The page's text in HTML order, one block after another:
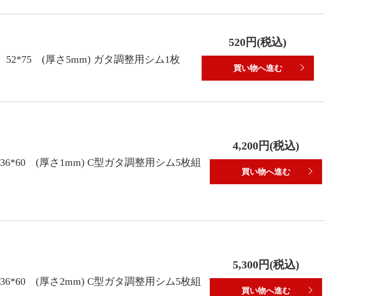
52*75 (厚さ5mm) ガタ調整用シム1枚
520円(税込)
買い物へ進む
36*60 (厚さ1mm) C型ガタ調整用シム5枚組
4,200円(税込)
買い物へ進む
36*60 (厚さ2mm) C型ガタ調整用シム5枚組
5,300円(税込)
買い物へ進む